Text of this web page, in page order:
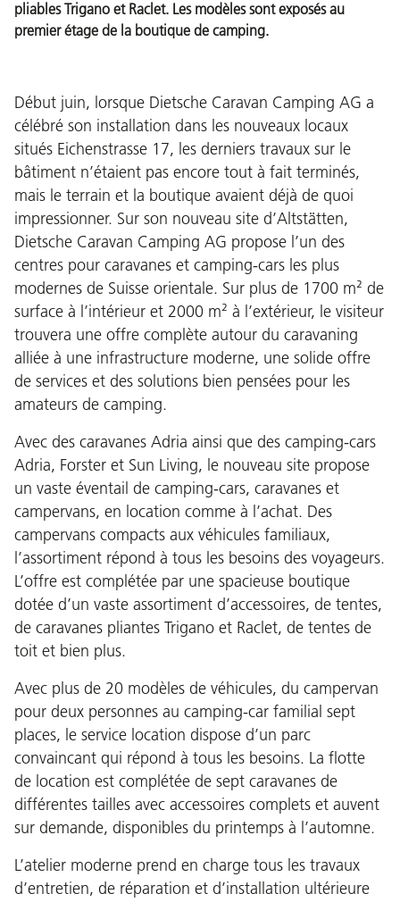
pliables Trigano et Raclet. Les modèles sont exposés au
premier étage de la boutique de camping.
Début juin, lorsque Dietsche Caravan Camping AG a
célébré son installation dans les nouveaux locaux
situés Eichenstrasse 17, les derniers travaux sur le
bâtiment n’étaient pas encore tout à fait terminés,
mais le terrain et la boutique avaient déjà de quoi
impressionner. Sur son nouveau site d’Altstätten,
Dietsche Caravan Camping AG propose l’un des
centres pour caravanes et camping-cars les plus
modernes de Suisse orientale. Sur plus de 1700 m² de
surface à l’intérieur et 2000 m² à l’extérieur, le visiteur
trouvera une offre complète autour du caravaning
alliée à une infrastructure moderne, une solide offre
de services et des solutions bien pensées pour les
amateurs de camping.
Avec des caravanes Adria ainsi que des camping-cars
Adria, Forster et Sun Living, le nouveau site propose
un vaste éventail de camping-cars, caravanes et
campervans, en location comme à l’achat. Des
campervans compacts aux véhicules familiaux,
l’assortiment répond à tous les besoins des voyageurs.
L’offre est complétée par une spacieuse boutique
dotée d’un vaste assortiment d’accessoires, de tentes,
de caravanes pliantes Trigano et Raclet, de tentes de
toit et bien plus.
Avec plus de 20 modèles de véhicules, du campervan
pour deux personnes au camping-car familial sept
places, le service location dispose d’un parc
convaincant qui répond à tous les besoins. La flotte
de location est complétée de sept caravanes de
différentes tailles avec accessoires complets et auvent
sur demande, disponibles du printemps à l’automne.
L’atelier moderne prend en charge tous les travaux
d’entretien, de réparation et d’installation ultérieure